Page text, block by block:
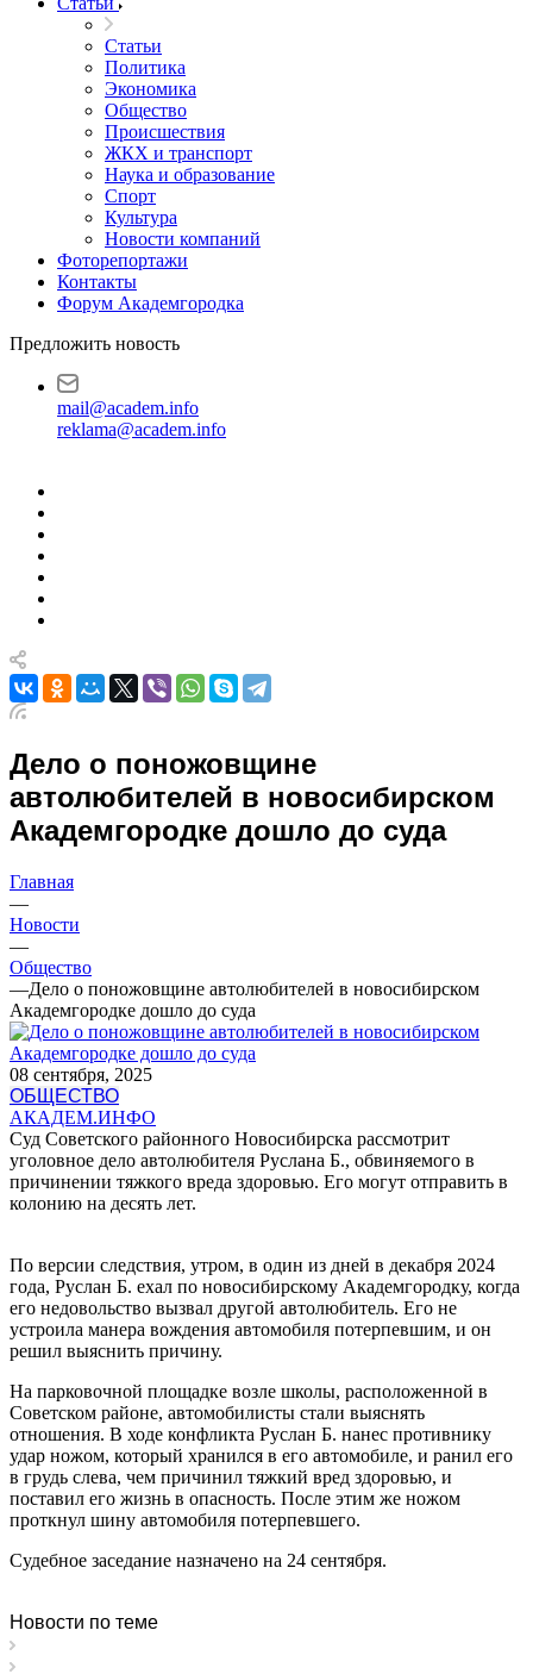
Статьи
Политика
Экономика
Общество
Происшествия
ЖКХ и транспорт
Наука и образование
Спорт
Культура
Новости компаний
Фоторепортажи
Контакты
Форум Академгородка
Предложить новость
mail@academ.info
reklama@academ.info
Дело о поножовщине
автолюбителей в новосибирском
Академгородке дошло до суда
Главная
—
Новости
—
Общество
—Дело о поножовщине автолюбителей в новосибирском
Академгородке дошло до суда
08 сентября, 2025
ОБЩЕСТВО
АКАДЕМ.ИНФО
Суд Советского районного Новосибирска рассмотрит
уголовное дело автолюбителя Руслана Б., обвиняемого в
причинении тяжкого вреда здоровью. Его могут отправить в
колонию на десять лет.
По версии следствия, утром, в один из дней в декабря 2024
года, Руслан Б. ехал по новосибирскому Академгородку, когда
его недовольство вызвал другой автолюбитель. Его не
устроила манера вождения автомобиля потерпевшим, и он
решил выяснить причину.
На парковочной площадке возле школы, расположенной в
Советском районе, автомобилисты стали выяснять
отношения. В ходе конфликта Руслан Б. нанес противнику
удар ножом, который хранился в его автомобиле, и ранил его
в грудь слева, чем причинил тяжкий вред здоровью, и
поставил его жизнь в опасность. После этим же ножом
проткнул шину автомобиля потерпевшего.
Судебное заседание назначено на 24 сентября.
Новости по теме